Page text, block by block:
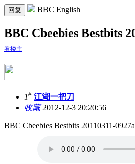
回复 BBC English
BBC Cbeebies Bestbits
看楼主
1# 江湖一把刀
收藏2012-12-3 20:20:56
BBC Cbeebies Bestbits 20110311-0927a